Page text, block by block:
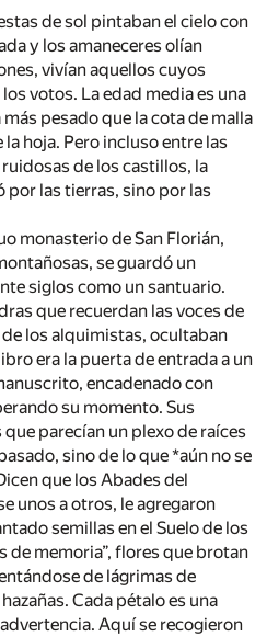
de sol pintaban el cielo con
y los amaneceres olían
vivían aquellos cuyos
votos. La edad media es una
pesado que la cota de malla
hoja. Pero incluso entre las
de los castillos, la
por las tierras, sino por las
monasterio de San Florián,
se guardó un
siglos como un santuario.
que recuerdan las voces de
los alquimistas, ocultaban
era la puerta de entrada a un
encadenado con
su momento. Sus
parecían un plexo de raíces
sino de lo que *aún no se
que los Abades del
unos a otros, le agregaron
semillas en el Suelo de los
de memoria”, flores que brotan
de lágrimas de
Cada pétalo es una
Aquí se recogieron